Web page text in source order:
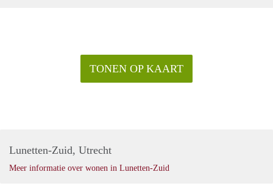
TONEN OP KAART
Lunetten-Zuid, Utrecht
Meer informatie over wonen in Lunetten-Zuid